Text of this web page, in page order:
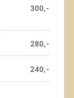
300,-
280,-
240,-